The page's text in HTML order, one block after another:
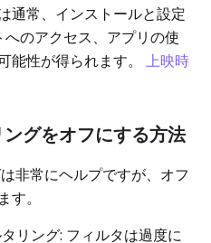
通常、インストールと設定
のアクセス、アプリの使
能性が得られます。 上映時
グをオフにする方法
非常にヘルプですが、オフ
。
リング: フィルタは過度に